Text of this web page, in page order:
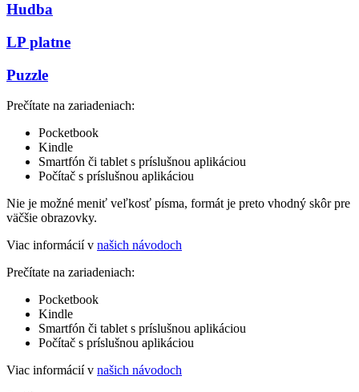
Hudba
LP platne
Puzzle
Prečítate na zariadeniach:
Pocketbook
Kindle
Smartfón či tablet s príslušnou aplikáciou
Počítač s príslušnou aplikáciou
Nie je možné meniť veľkosť písma, formát je preto vhodný skôr pre
väčšie obrazovky.
Viac informácií v našich návodoch
Prečítate na zariadeniach:
Pocketbook
Kindle
Smartfón či tablet s príslušnou aplikáciou
Počítač s príslušnou aplikáciou
Viac informácií v našich návodoch